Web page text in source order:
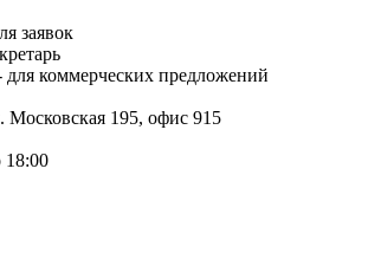
заявок
для коммерческих предложений
Московская 195, офис 915
18:00